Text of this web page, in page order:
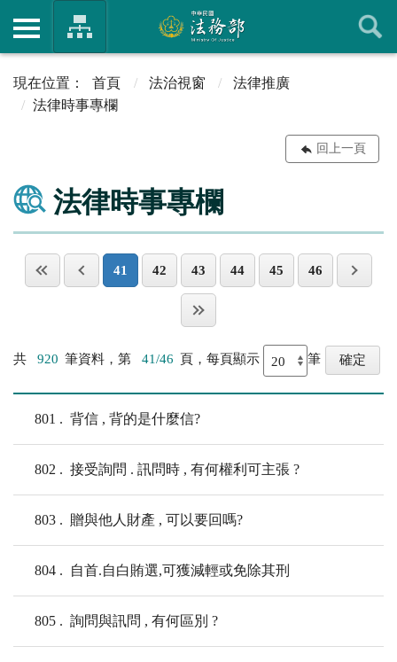
首頁 法治視窗
法律推廣
法律時事專欄
回上一頁
法律時事專欄
41 42 43 44 45 46
共 920 筆資料，第 41/46 頁，每頁顯示 筆
801 背信 , 背的是什麼信?
802 接受詢問 . 訊問時 , 有何權利可主張 ?
803 贈與他人財產 , 可以要回嗎?
804 自首.自白賄選,可獲減輕或免除其刑
805 詢問與訊問 , 有何區別 ?